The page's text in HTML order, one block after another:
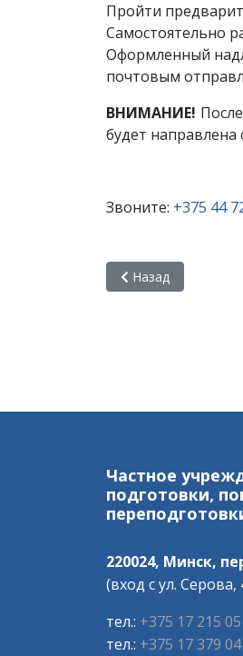
Пройти
Самостоятельно
Оформленный
почтовым
ВНИМАНИЕ!
будет
Звоните: +375 44
Предыдущий:
Назад
Частное
подготовки,
220024, Минск,
(вход с ул.
тел.: +375 17 215
тел.: +375 17 379